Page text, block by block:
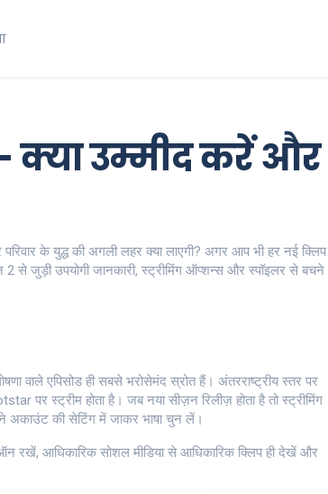
क्या उम्मीद करें और
के युद्ध की अगली लहर क्या लाएगी? अगर आप भी हर नई क्लिप
से जुड़ी उपयोगी जानकारी, स्ट्रीमिंग ऑप्शन्स और स्पॉइलर से बचने
वाले एपिसोड ही सबसे भरोसेमंद स्रोत हैं। अंतरराष्ट्रीय स्तर पर
पर स्ट्रीम होता है। जब नया सीज़न रिलीज़ होता है तो स्ट्रीमिंग
अकाउंट की सेटिंग में जाकर भाषा चुन लें।
रखें, आधिकारिक सोशल मीडिया से आधिकारिक क्लिप ही देखें और